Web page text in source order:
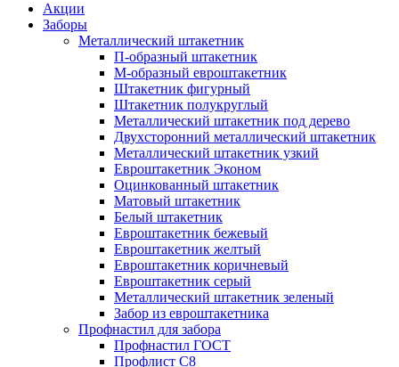
Акции
Заборы
Металлический штакетник
П-образный штакетник
М-образный евроштакетник
Штакетник фигурный
Штакетник полукруглый
Металлический штакетник под дерево
Двухсторонний металлический штакетник
Металлический штакетник узкий
Евроштакетник Эконом
Оцинкованный штакетник
Матовый штакетник
Белый штакетник
Евроштакетник бежевый
Евроштакетник желтый
Евроштакетник коричневый
Евроштакетник серый
Металлический штакетник зеленый
Забор из евроштакетника
Профнастил для забора
Профнастил ГОСТ
Профлист С8